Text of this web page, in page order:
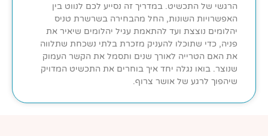
הרגשי של התכשיט. במדריך זה נסייע לכם לנווט בין
האפשרויות השונות, החל מהבחירה בשרשרת טניס
יהלומים נוצצת ועד להתאמת עגיל יהלומים שיאיר את
פניה, כדי שתוכלו להעניק מזכרת בלתי נשכחת שתלווה
את האם הטרייה לאורך שנים ותסמל את הקשר העמוק
שנוצר. בואו נגלה יחד איך בוחרים את התכשיט המדויק
שיהפוך לרגע של אושר צרוף.